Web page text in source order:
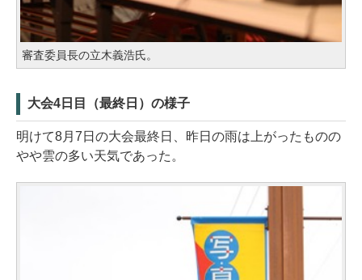
審査委員長の立木義浩氏。
大会4日目（最終日）の様子
明けて8月7日の大会最終日、昨日の雨は上がったものの
やや雲の多い天気であった。